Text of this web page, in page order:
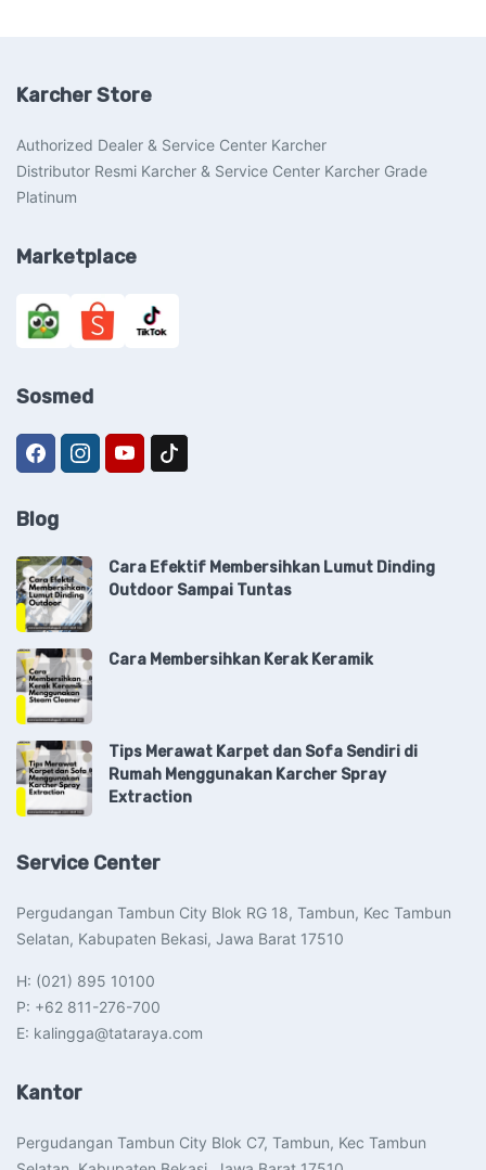
Karcher Store
Authorized Dealer & Service Center Karcher
Distributor Resmi Karcher & Service Center Karcher Grade
Platinum
Marketplace
Sosmed
Blog
Cara Efektif Membersihkan Lumut Dinding
Outdoor Sampai Tuntas
Cara Membersihkan Kerak Keramik
Tips Merawat Karpet dan Sofa Sendiri di
Rumah Menggunakan Karcher Spray
Extraction
Service Center
Pergudangan Tambun City Blok RG 18, Tambun, Kec Tambun
Selatan, Kabupaten Bekasi, Jawa Barat 17510​
H: (021) 895 10100
P: +62 811-276-700
E: kalingga@tataraya.com
Kantor
Pergudangan Tambun City Blok C7, Tambun, Kec Tambun